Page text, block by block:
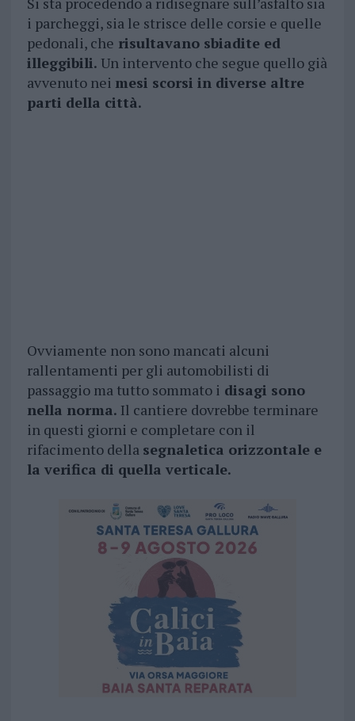
i parcheggi, sia le strisce delle corsie e quelle
pedonali, che risultavano sbiadite ed
illeggibili. Un intervento che segue quello già
avvenuto nei mesi scorsi in diverse altre
parti della città.
Ovviamente non sono mancati alcuni
rallentamenti per gli automobilisti di
passaggio ma tutto sommato i disagi sono
nella norma. Il cantiere dovrebbe terminare
in questi giorni e completare con il
rifacimento della segnaletica orizzontale e
la verifica di quella verticale.